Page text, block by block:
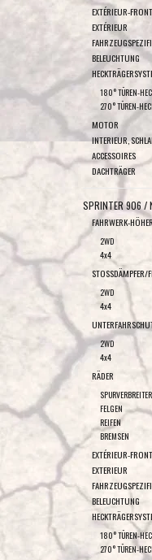
EXTÉRIEUR-FRONT
EXTÉRIEUR
BELEUCHTUNG
180° TÜREN-
270° TÜREN-
MOTOR
INTERIEUR,
ACCESSOIRES
DACHTRÄGER
SPRINTER 906 /
FAHRWERK-
2WD
4x4
STOSSDÄMPFER/
2WD
4x4
2WD
4x4
RÄDER
FELGEN
REIFEN
BREMSEN
EXTÉRIEUR-FRONT
EXTERIEUR
BELEUCHTUNG
180° TÜREN-
270° TÜREN-